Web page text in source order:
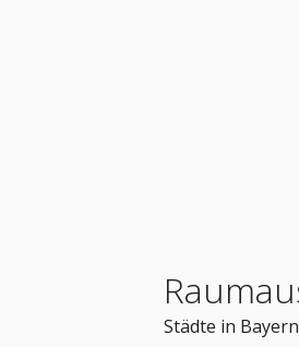
Städte in